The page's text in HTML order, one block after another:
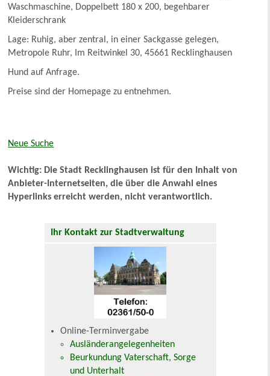
Waschmaschine, Doppelbett 180 x 200, begehbarer
Kleiderschrank
Lage: Ruhig, aber zentral, in einer Sackgasse gelegen,
Metropole Ruhr, Im Reitwinkel 30, 45661 Recklinghausen
Hund auf Anfrage.
Preise sind der Homepage zu entnehmen.
Neue Suche
Wichtig: Die Stadt Recklinghausen ist für den Inhalt von
Anbieter-Internetseiten, die über die Anwahl eines
Hyperlinks erreicht werden, nicht verantwortlich.
Ihr Kontakt zur Stadtverwaltung
Online-Terminvergabe
Ausländerangelegenheiten
Beurkundung Vaterschaft, Sorge
und Unterhalt